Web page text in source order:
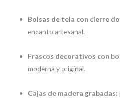
Bolsas de tela con cierre
encanto artesanal.
Frascos decorativos con
moderna y original.
Cajas de madera grabadas: